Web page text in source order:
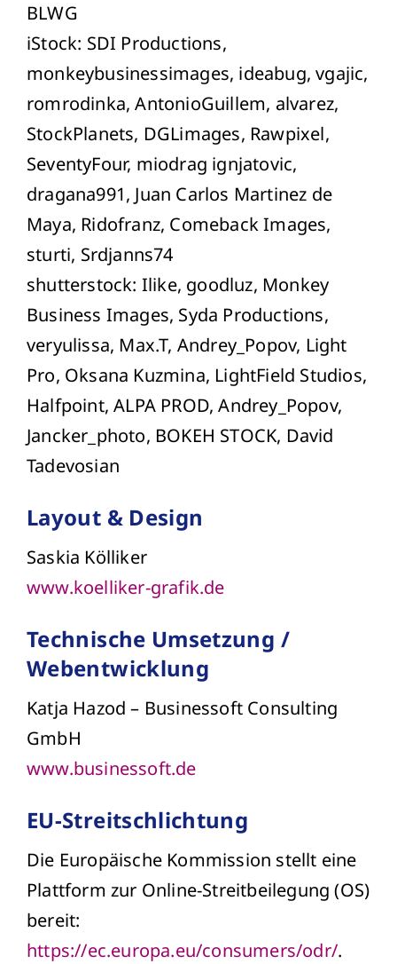
BLWG
iStock: SDI Productions,
monkeybusinessimages, ideabug, vgajic,
romrodinka, AntonioGuillem, alvarez,
StockPlanets, DGLimages, Rawpixel,
SeventyFour, miodrag ignjatovic,
dragana991, Juan Carlos Martinez de
Maya, Ridofranz, Comeback Images,
sturti, Srdjanns74
shutterstock: Ilike, goodluz, Monkey
Business Images, Syda Productions,
veryulissa, Max.T, Andrey_Popov, Light
Pro, Oksana Kuzmina, LightField Studios,
Halfpoint, ALPA PROD, Andrey_Popov,
Jancker_photo, BOKEH STOCK, David
Tadevosian
Layout & Design
Saskia Kölliker
www.koelliker-grafik.de
Technische Umsetzung /
Webentwicklung
Katja Hazod – Businessoft Consulting
GmbH
www.businessoft.de
EU-Streitschlichtung
Die Europäische Kommission stellt eine
Plattform zur Online-Streitbeilegung (OS)
bereit:
https://ec.europa.eu/consumers/odr/.